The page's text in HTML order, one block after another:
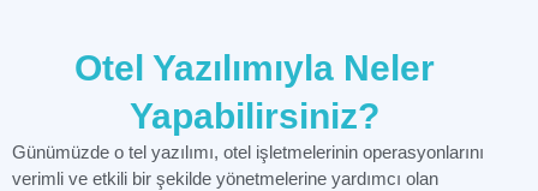
Otel Yazılımıyla Neler
Yapabilirsiniz?
Günümüzde o tel yazılımı, otel işletmelerinin operasyonlarını
verimli ve etkili bir şekilde yönetmelerine yardımcı olan